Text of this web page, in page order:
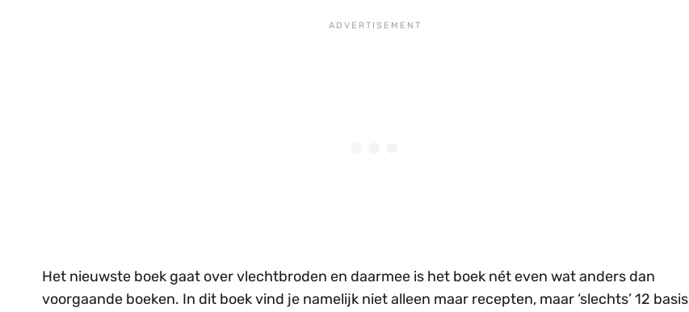
Het nieuwste boek gaat over vlechtbroden en daarmee is het boek nét even wat anders dan
voorgaande boeken. In dit boek vind je namelijk niet alleen maar recepten, maar ‘slechts’ 12 basis